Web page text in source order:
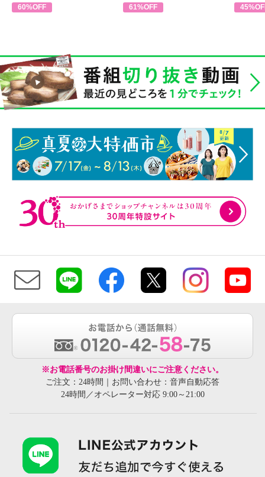
60%OFF 61%OFF
※お電話番号のお掛け間違いにご注意ください。
ご注文：24時間｜お問い合わせ：音声自動応答
24時間／オペレーター対応 9:00～21:00